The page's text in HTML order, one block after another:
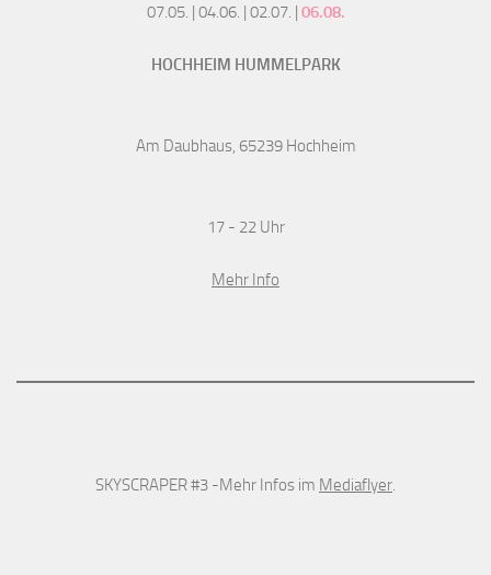
07.05. | 04.06. | 02.07. | 06.08.
HOCHHEIM HUMMELPARK
Am Daubhaus, 65239 Hochheim
17 - 22 Uhr
Mehr Info
SKYSCRAPER #3 -Mehr Infos im Mediaflyer.